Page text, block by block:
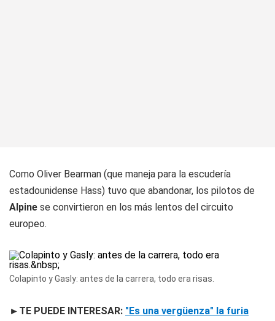
Como Oliver Bearman (que maneja para la escudería
estadounidense Hass) tuvo que abandonar, los pilotos de
Alpine se convirtieron en los más lentos del circuito
europeo.
Colapinto y Gasly: antes de la carrera, todo era risas.
►TE PUEDE INTERESAR: "Es una vergüenza" la furia